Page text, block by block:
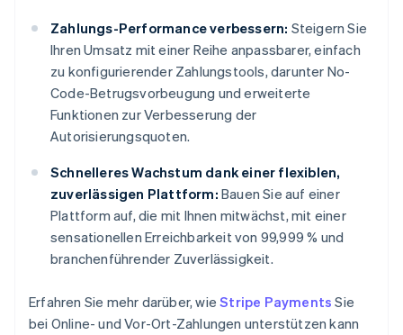
Zahlungs-Performance verbessern: Steigern Sie
Ihren Umsatz mit einer Reihe anpassbarer, einfach
zu konfigurierender Zahlungstools, darunter No-
Code-Betrugsvorbeugung und erweiterte
Funktionen zur Verbesserung der
Autorisierungsquoten.
Schnelleres Wachstum dank einer flexiblen,
zuverlässigen Plattform: Bauen Sie auf einer
Plattform auf, die mit Ihnen mitwächst, mit einer
sensationellen Erreichbarkeit von 99,999 % und
branchenführender Zuverlässigkeit.
Erfahren Sie mehr darüber, wieStripe Payments Sie
bei Online- und Vor-Ort-Zahlungen unterstützen kann